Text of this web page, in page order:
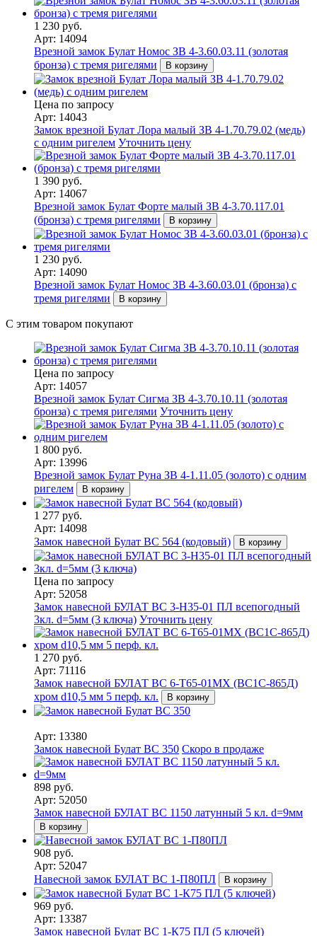
1 230 руб.
Арт: 14094
Врезной замок Булат Номос ЗВ 4-3.60.03.11 (золотая
бронза) с тремя ригелями
В корзину
Цена по запросу
Арт: 14043
Замок врезной Булат Лора малый ЗВ 4-1.70.79.02 (медь)
с одним ригелем Уточнить цену
1 390 руб.
Арт: 14067
Врезной замок Булат Форте малый ЗВ 4-3.70.117.01
(бронза) с тремя ригелями
В корзину
1 230 руб.
Арт: 14090
Врезной замок Булат Номос ЗВ 4-3.60.03.01 (бронза) с
тремя ригелями
В корзину
С этим товаром покупают
Цена по запросу
Арт: 14057
Врезной замок Булат Сигма ЗВ 4-3.70.10.11 (золотая
бронза) с тремя ригелями Уточнить цену
1 800 руб.
Арт: 13996
Врезной замок Булат Руна ЗВ 4-1.11.05 (золото) с одним
ригелем
В корзину
1 277 руб.
Арт: 14098
Замок навесной Булат ВС 564 (кодовый)
В корзину
Цена по запросу
Арт: 52058
Замок навесной БУЛАТ ВС 3-Н35-01 ПЛ всепогодный
3кл. d=5мм (3 ключа) Уточнить цену
1 270 руб.
Арт: 71116
Замок навесной БУЛАТ ВС 6-Т65-01МХ (ВС1С-865Д)
хром d10,5 мм 5 перф. кл.
В корзину
Арт: 13380
Замок навесной Булат ВС 350 Скоро в продаже
898 руб.
Арт: 52050
Замок навесной БУЛАТ ВС 1150 латунный 5 кл. d=9мм
В корзину
908 руб.
Арт: 52047
Навесной замок БУЛАТ ВС 1-П80ПЛ
В корзину
969 руб.
Арт: 13387
Замок навесной Булат ВС 1-К75 ПЛ (5 ключей)